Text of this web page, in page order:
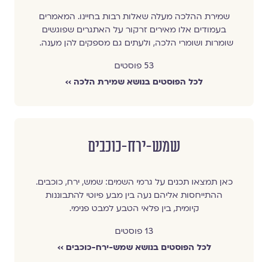
שמירת ההלכה מעלה שאלות רבות בחיינו. המאמרים
בעמודים אלו מאירים זרקור על האתגרים שפוגשים
שומרות ושומרי הלכה, ולעתים גם מספקים להן מענה.
53 פוסטים
לכל הפוסטים בנושא שמירת הלכה ››
שמש-ירח-כוכבים
כאן תמצאו תכנים על גרמי השמים: שמש, ירח, כוכבים.
ההתייחסות אליהם נעה בין מבע פיוטי להתבוננות
קיומית, בין פלאי הטבע למבט פנימי.
13 פוסטים
לכל הפוסטים בנושא שמש-ירח-כוכבים ››